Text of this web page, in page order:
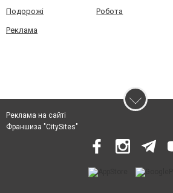
Подорожі Робота
Реклама
Реклама на сайті
Франшиза "CitySites"